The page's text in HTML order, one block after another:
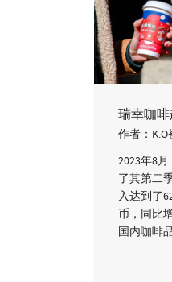
瑞幸咖
作者：
2023年8
了其第二
入达到了
币，同比
国内咖啡